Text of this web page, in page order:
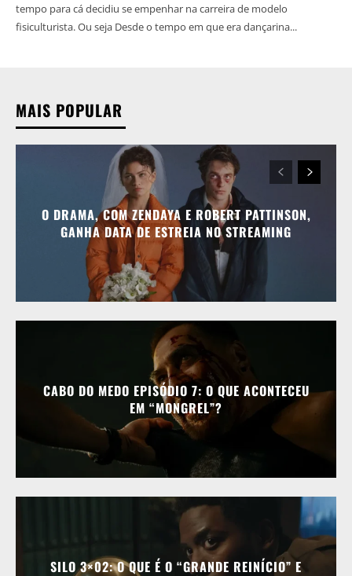
tempo para cá decidiu se empenhar na carreira de modelo
fisiculturista. Ou seja Desde o tempo em que era dançarina...
MAIS POPULAR
O DRAMA, COM ZENDAYA E ROBERT PATTINSON,
GANHA DATA DE ESTREIA NO STREAMING
CABO DO MEDO EPISÓDIO 7: O QUE ACONTECEU
EM “MONGREL”?
SILO 3×02: O QUE É O “GRANDE REINÍCIO” E